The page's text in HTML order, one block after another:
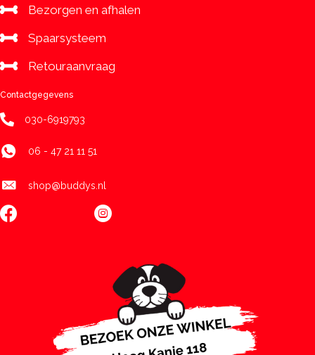
Bezorgen en afhalen
Spaarsysteem
Retouraanvraag
Contactgegevens
030-6919793
06 - 47 21 11 51
shop@buddys.nl